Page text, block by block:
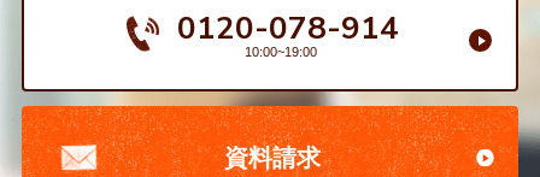
0120-078-914
10:00~19:00
資料請求